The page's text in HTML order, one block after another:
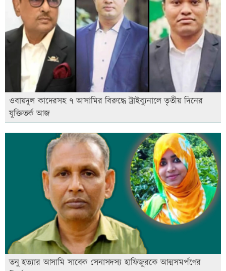
ওবায়দুল কাদেরসহ ৭ আসামির বিরুদ্ধে ট্রাইব্যুনালে তৃতীয় দিনের
যুক্তিতর্ক আজ
তনু হত্যার আসামি সাবেক সেনাসদস্য হাফিজুরকে আত্মসমর্পণের